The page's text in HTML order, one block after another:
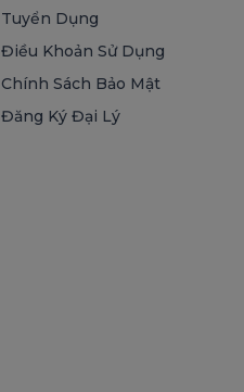
Tuyển Dụng
Điều Khoản Sử Dụng
Chính Sách Bảo Mật
Đăng Ký Đại Lý